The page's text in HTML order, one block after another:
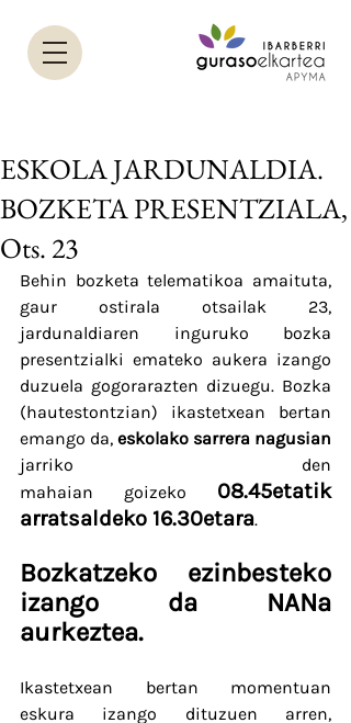
ESKOLA JARDUNALDIA.
BOZKETA PRESENTZIALA,
Ots. 23
Behin bozketa telematikoa amaituta,
gaur ostirala otsailak 23,
jardunaldiaren inguruko bozka
presentzialki emateko aukera izango
duzuela gogorarazten dizuegu. Bozka
(hautestontzian) ikastetxean bertan
emango da, eskolako sarrera nagusian
jarriko den
mahaian goizeko 08.45etatik
arratsaldeko 16.30etara.
Bozkatzeko ezinbesteko
izango da NANa
aurkeztea.
Ikastetxean bertan momentuan
eskura izango dituzuen arren,